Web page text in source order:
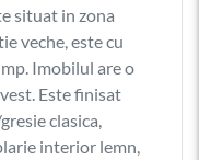
situat in zona
veche, este cu
Imobilul are o
Este finisat
clasica,
interior lemn,